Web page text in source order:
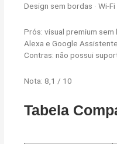
Design sem bordas · Wi-
Prós: visual premium
Alexa e Google
Contras: não possui
Nota: 8,1 / 10
Tabela